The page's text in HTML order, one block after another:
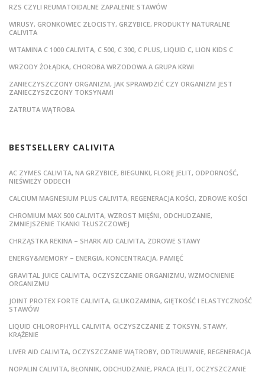
RZS CZYLI REUMATOIDALNE ZAPALENIE STAWÓW
WIRUSY, GRONKOWIEC ZŁOCISTY, GRZYBICE, PRODUKTY NATURALNE
CALIVITA
WITAMINA C 1000 CALIVITA, C 500, C 300, C PLUS, LIQUID C, LION KIDS C
WRZODY ŻOŁĄDKA, CHOROBA WRZODOWA A GRUPA KRWI
ZANIECZYSZCZONY ORGANIZM, JAK SPRAWDZIĆ CZY ORGANIZM JEST
ZANIECZYSZCZONY TOKSYNAMI
ZATRUTA WĄTROBA
BESTSELLERY CALIVITA
AC ZYMES CALIVITA, NA GRZYBICE, BIEGUNKI, FLORĘ JELIT, ODPORNOŚĆ,
NIEŚWIEŻY ODDECH
CALCIUM MAGNESIUM PLUS CALIVITA, REGENERACJA KOŚCI, ZDROWE KOŚCI
CHROMIUM MAX 500 CALIVITA, WZROST MIĘŚNI, ODCHUDZANIE,
ZMNIEJSZENIE TKANKI TŁUSZCZOWEJ
CHRZĄSTKA REKINA – SHARK AID CALIVITA, ZDROWE STAWY
ENERGY&MEMORY – ENERGIA, KONCENTRACJA, PAMIĘĆ
GRAVITAL JUICE CALIVITA, OCZYSZCZANIE ORGANIZMU, WZMOCNIENIE
ORGANIZMU
JOINT PROTEX FORTE CALIVITA, GLUKOZAMINA, GIĘTKOŚĆ I ELASTYCZNOŚĆ
STAWÓW
LIQUID CHLOROPHYLL CALIVITA, OCZYSZCZANIE Z TOKSYN, STAWY,
KRĄŻENIE
LIVER AID CALIVITA, OCZYSZCZANIE WĄTROBY, ODTRUWANIE, REGENERACJA
NOPALIN CALIVITA, BŁONNIK, ODCHUDZANIE, PRACA JELIT, OCZYSZCZANIE